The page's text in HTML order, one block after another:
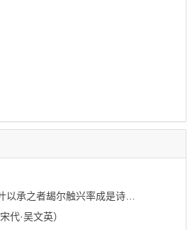
者朅尔触兴率成是诗（清代·弘历）
代·吴文英）